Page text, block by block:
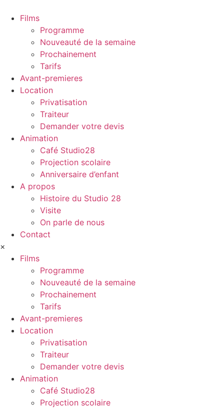
Films
Programme
Nouveauté de la semaine
Prochainement
Tarifs
Avant-premieres
Location
Privatisation
Traiteur
Demander votre devis
Animation
Café Studio28
Projection scolaire
Anniversaire d’enfant
A propos
Histoire du Studio 28
Visite
On parle de nous
Contact
×
Films
Programme
Nouveauté de la semaine
Prochainement
Tarifs
Avant-premieres
Location
Privatisation
Traiteur
Demander votre devis
Animation
Café Studio28
Projection scolaire